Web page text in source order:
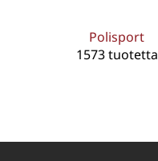
Polisport
1573 tuotetta